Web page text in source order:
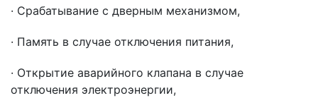
· Срабатывание с дверным механизмом,
· Память в случае отключения питания,
· Открытие аварийного клапана в случае
отключения электроэнергии,